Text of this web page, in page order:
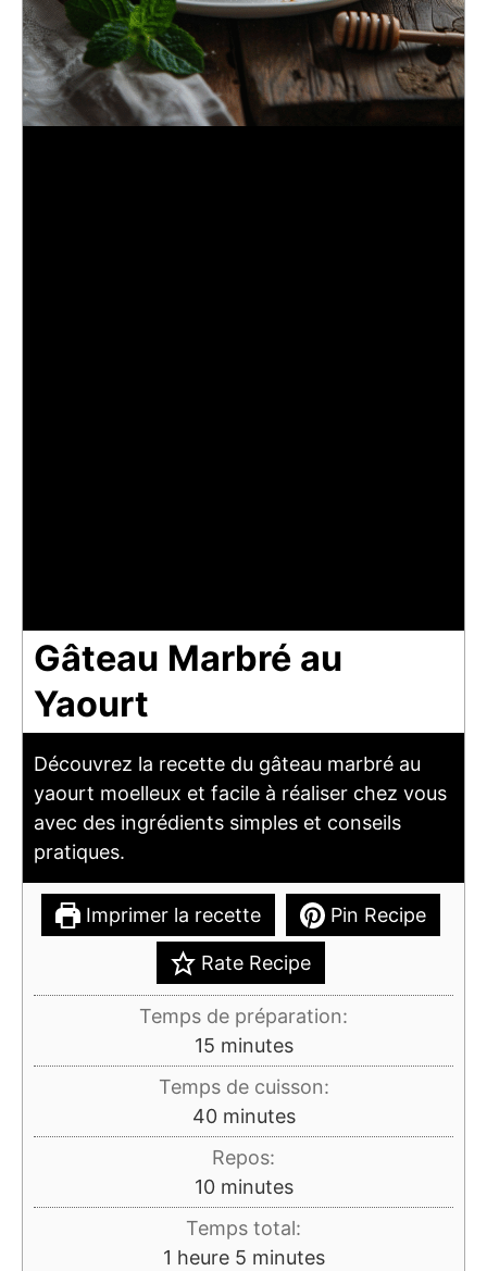
Gâteau Marbré au
Yaourt
Découvrez la recette du gâteau marbré au
yaourt moelleux et facile à réaliser chez vous
avec des ingrédients simples et conseils
pratiques.
Imprimer la recette Pin Recipe
Rate Recipe
Temps de préparation:
15minutes
minutes
Temps de cuisson:
40minutes
minutes
Repos:
10minutes
minutes
Temps total:
1 heure
heure 5minutes
minutes